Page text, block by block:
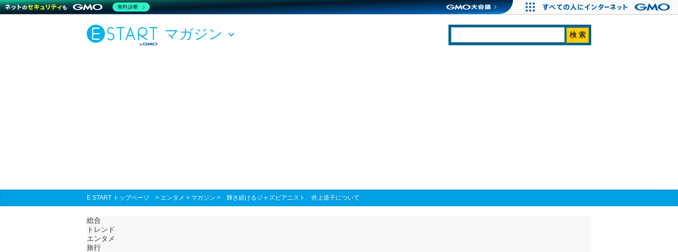
マガジン
E START トップページ > エンタメ > マガジン > 輝き続けるジャズピアニスト、井上道子について
総合
トレンド
エンタメ
旅行
無料診断